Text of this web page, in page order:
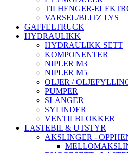
TILHENGER-
VARSEL/BLITZ LYS
GAFFELTRUCK
HYDRAULIKK
HYDRAULIKK SETT
KOMPONENTER
NIPLER M3
NIPLER M5
OLJER /
PUMPER
SLANGER
SYLINDER
VENTILBLOKKER
LASTEBIL & UTSTYR
AKSLINGER -